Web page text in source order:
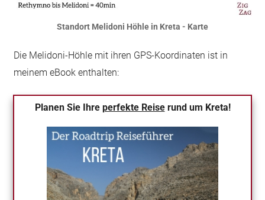
Standort Melidoni Höhle in Kreta - Karte
Die Melidoni-Höhle mit ihren GPS-Koordinaten ist in
meinem eBook enthalten:
Planen Sie Ihre perfekte Reiserund um Kreta!